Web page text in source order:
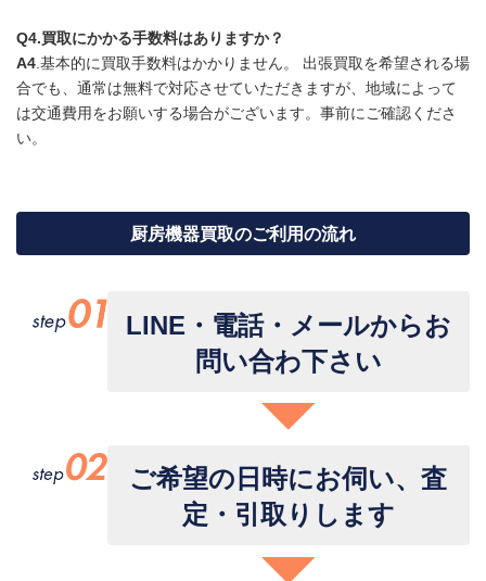
Q4.買取にかかる手数料はありますか？
A4 .基本的に買取手数料はかかりません。 出張買取を希望される場
合でも、通常は無料で対応させていただきますが、地域によって
は交通費用をお願いする場合がございます。事前にご確認くださ
い。
厨房機器買取のご利用の流れ
LINE・電話・メールからお
問い合わ下さい
ご希望の日時にお伺い、査
定・引取りします